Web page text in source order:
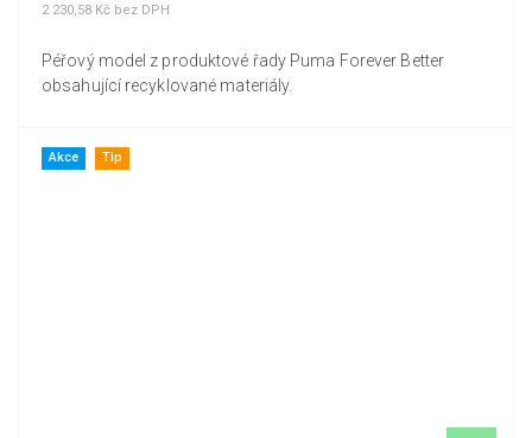
2 230,58 Kč bez DPH
Péřový model z produktové řady Puma Forever Better
obsahující recyklované materiály.
Akce Tip